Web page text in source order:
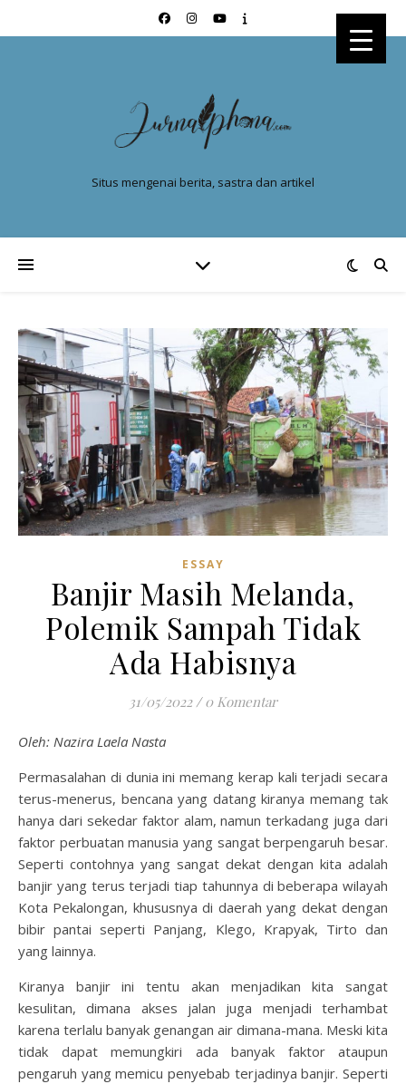
Situs mengenai berita, sastra dan artikel
ESSAY
Banjir Masih Melanda,
Polemik Sampah Tidak
Ada Habisnya
31/05/2022 / 0 Komentar
Oleh: Nazira Laela Nasta
Permasalahan di dunia ini memang kerap kali terjadi secara
terus-menerus, bencana yang datang kiranya memang tak
hanya dari sekedar faktor alam, namun terkadang juga dari
faktor perbuatan manusia yang sangat berpengaruh besar.
Seperti contohnya yang sangat dekat dengan kita adalah
banjir yang terus terjadi tiap tahunnya di beberapa wilayah
Kota Pekalongan, khususnya di daerah yang dekat dengan
bibir pantai seperti Panjang, Klego, Krapyak, Tirto dan
yang lainnya.
Kiranya banjir ini tentu akan menjadikan kita sangat
kesulitan, dimana akses jalan juga menjadi terhambat
karena terlalu banyak genangan air dimana-mana. Meski kita
tidak dapat memungkiri ada banyak faktor ataupun
pengaruh yang memicu penyebab terjadinya banjir. Seperti